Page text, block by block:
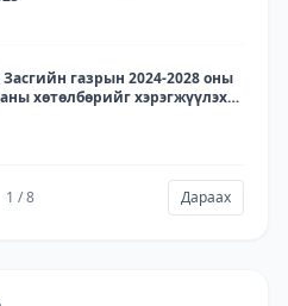
газрын 2024-2028 оны
хөтөлбөрийг хэрэгжүүлэх
төлөвлөгөөний хэрэгжилт -
1 / 8 Дараах